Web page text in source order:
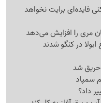
فایده‌ای برایت نخواهد
حریق شد
سمپاد
داد؟